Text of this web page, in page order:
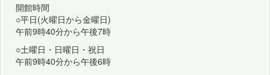
開館時間
○平日(火曜日から金曜日)
午前9時40分から午後7時
○土曜日・日曜日・祝日
午前9時40分から午後6時